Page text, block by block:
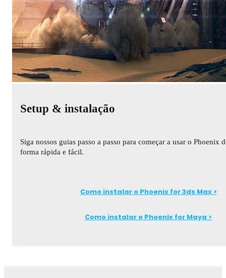
Setup & instalação
Siga nossos guias passo a passo para começar a usar o Phoenix
forma rápida e fácil.
Como instalar o Phoenix for 3ds Max >
Como instalar o Phoenix for Maya >